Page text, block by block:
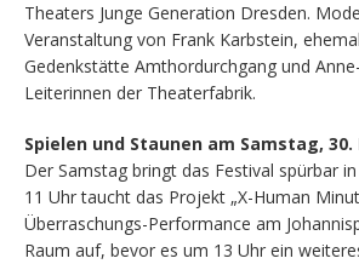
Theaters Junge Generation Dresden.
Veranstaltung von Frank Karbstein,
Gedenkstätte Amthordurchgang und
Leiterinnen der Theaterfabrik.
Spielen und Staunen am Samstag, 30.
Der Samstag bringt das Festival spürbar
11 Uhr taucht das Projekt „X-Human
Überraschungs-Performance am
Raum auf, bevor es um 13 Uhr ein